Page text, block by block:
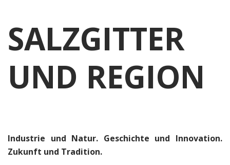
SALZGITTER
UND REGION
Industrie und Natur. Geschichte und Innovation.
Zukunft und Tradition.